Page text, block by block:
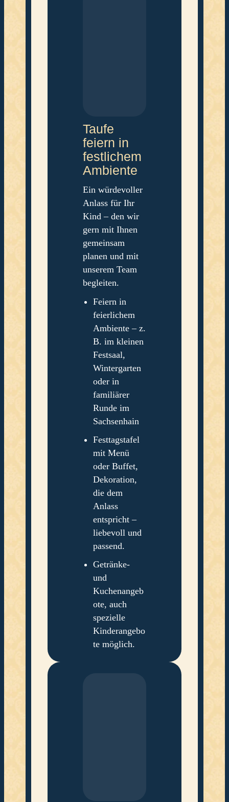
Taufe
feiern in
festlichem
Ambiente
Ein würdevoller
Anlass für Ihr
Kind – den wir
gern mit Ihnen
gemeinsam
planen und mit
unserem Team
begleiten.
Feiern in
feierlichem
Ambiente – z.
B. im kleinen
Festsaal,
Wintergarten
oder in
familiärer
Runde im
Sachsenhain
Festtagstafel
mit Menü
oder Buffet,
Dekoration,
die dem
Anlass
entspricht –
liebevoll und
passend.
Getränke-
und
Kuchenangeb
ote, auch
spezielle
Kinderangebo
te möglich.